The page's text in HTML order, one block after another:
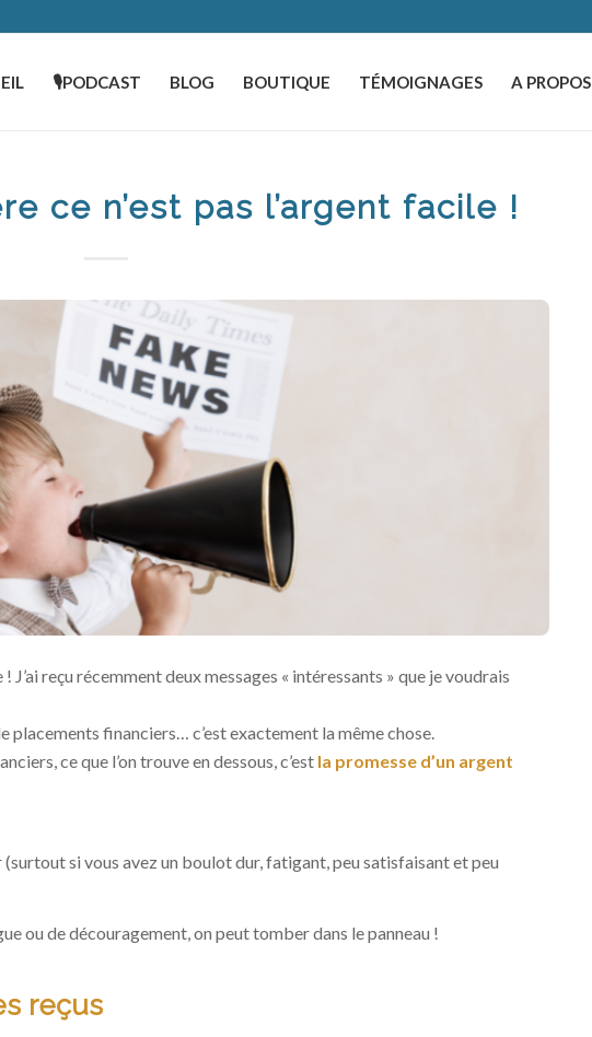
🎙️PODCAST BLOG BOUTIQUE TÉMOIGNAGES A PROPOS
ce n’est pas l’argent facile !
J’ai reçu récemment deux messages « intéressants » que je voudrais
placements financiers… c’est exactement la même chose.
ce que l’on trouve en dessous, c’est la promesse d’un argent
(surtout si vous avez un boulot dur, fatigant, peu satisfaisant et peu
ou de découragement, on peut tomber dans le panneau !
reçus